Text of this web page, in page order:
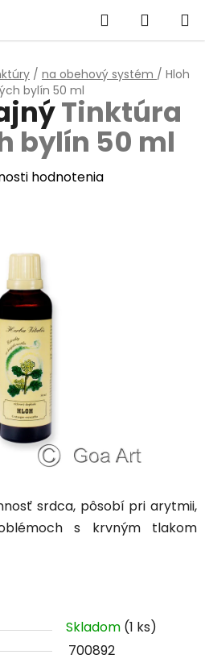
Hľadať
KOŠÍK
/ na obehový systém / Hloh
bylín 50 ml
srdca, pôsobí pri arytmii,
s krvným tlakom
Skladom (1 ks)
700892
Tinktúra
bylín 50 ml
hodnotenia